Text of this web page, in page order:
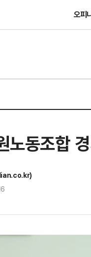
오피
동조합